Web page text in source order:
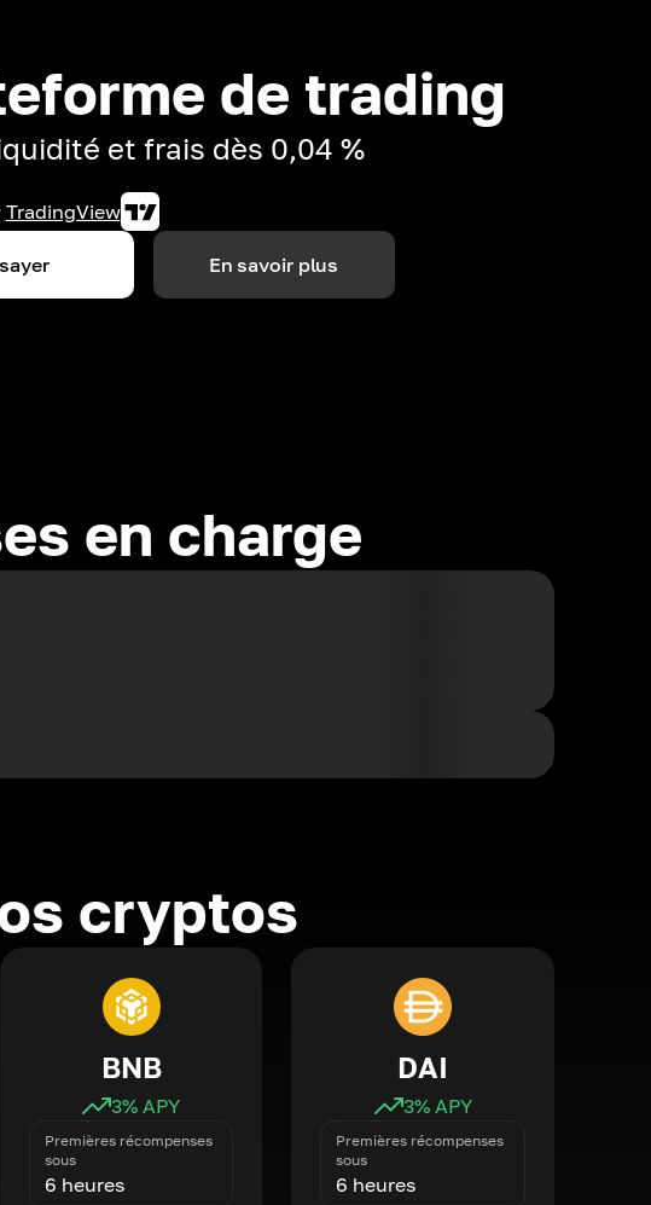
de trading
et frais dès 0,04 %
TradingView
En savoir plus
en charge
cryptos
BNB
3% APY
Premières récompenses
sous
6 heures
DAI
3% APY
Premières récompenses
sous
6 heures